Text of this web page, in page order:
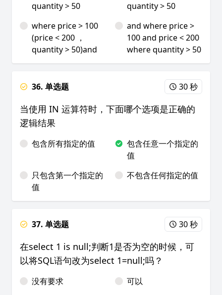
quantity > 50
quantity > 50
where price > 100
(price < 200 ，
quantity > 50)and
and where price >
100 and price < 200
where quantity > 50
36. 单选题 30 秒
当使用 IN 运算符时，下面哪个选项是正确的
逻辑结果
包含所有指定的值
包含任意一个指定的
值
只包含第一个指定的
值
不包含任何指定的值
37. 单选题 30 秒
在select 1 is null;判断1是否为空的时候，可
以将SQL语句改为select 1=null;吗？
没有要求
可以